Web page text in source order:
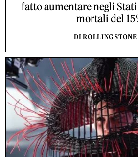
fatto aumentare negli
mortali del
DI ROLLING